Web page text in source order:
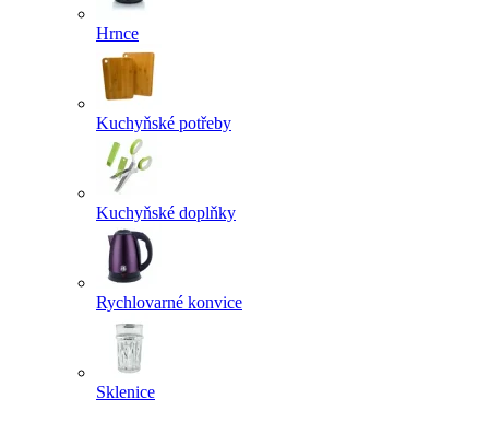
Hrnce
Kuchyňské potřeby
Kuchyňské doplňky
Rychlovarné konvice
Sklenice